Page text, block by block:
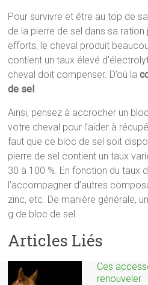
Pour survivre et être au top de
de la pierre de sel dans sa ration
efforts, le cheval produit
contient un taux élevé
cheval doit compenser. D’où la
de sel
Ainsi, pensez à accrocher un
votre cheval pour l’aider à
faut que ce bloc de sel soit
pierre de sel contient un taux
30 à 100 %. En fonction du taux
l’accompagner d’autres
zinc, etc. De manière générale,
g de bloc de sel.
Articles Liés
Ces
renouveler